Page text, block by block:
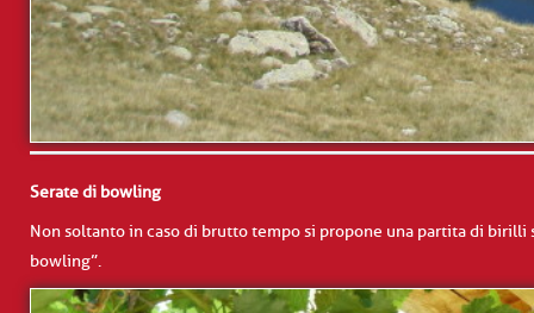
Serate di bowling
Non soltanto in caso di brutto tempo si propone una partita di
bowling”.